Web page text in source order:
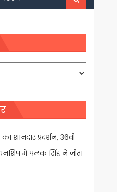
शानदार प्रदर्शन, 36वीं
में पलक सिंह ने जीता